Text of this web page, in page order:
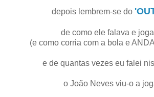
depois lembrem-se do
de como ele falava e
(e como corria com a bola e
e de quantas vezes eu falei
o João Neves viu-o a